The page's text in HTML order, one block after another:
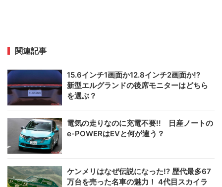
関連記事
15.6インチ1画面か12.8インチ2画面か!?
新型エルグランドの後席モニターはどちら
を選ぶ？
電気の走りなのに充電不要!! 日産ノートの
e-POWERはEVと何が違う？
ケンメリはなぜ伝説になった!? 歴代最多67
万台を売った名車の魅力！ 4代目スカイラ